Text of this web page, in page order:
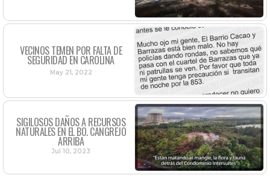
VECINOS TEMEN POR FALTA DE
SEGURIDAD EN CAROLINA
May 21, 2022
SIGILOSOS DAÑOS A RECURSOS
NATURALES EN EL BO. CANGREJO
ARRIBA
Jul 10, 2023